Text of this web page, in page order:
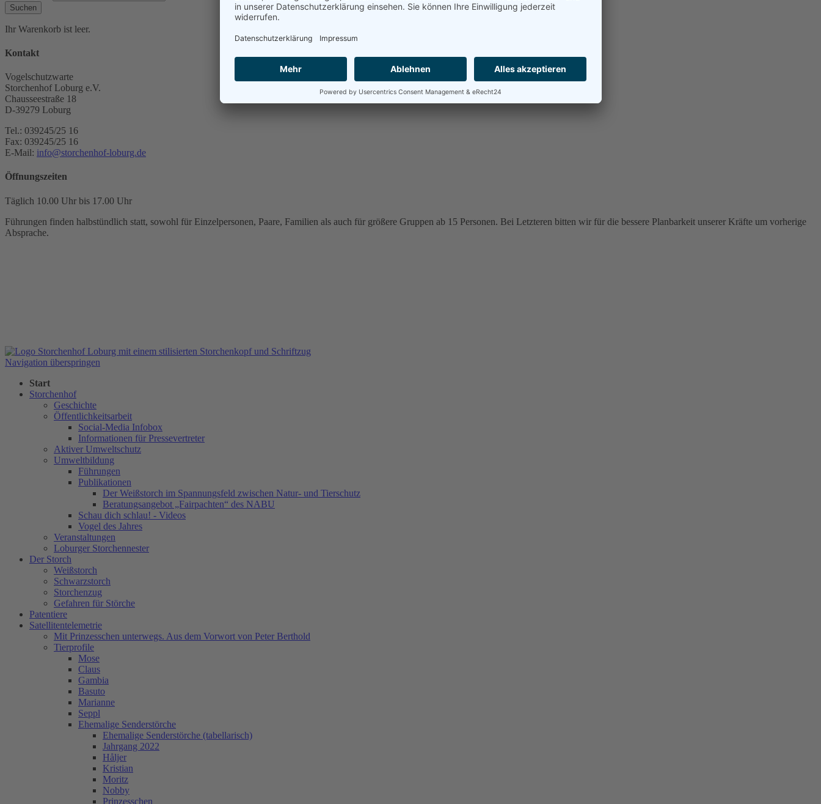
Suchen
Ihr Warenkorb ist leer.
Kontakt
Vogelschutzwarte
Storchenhof Loburg e.V.
Chausseestraße 18
D-39279 Loburg
Tel.: 039245/25 16
Fax: 039245/25 16
E-Mail: info@storchenhof-loburg.de
Öffnungszeiten
Täglich 10.00 Uhr bis 17.00 Uhr
Führungen finden halbstündlich statt, sowohl für Einzelpersonen, Paare, Familien als auch für größere Gruppen ab 15 Personen. Bei Letzteren bitten wir für die bessere Planbarkeit unserer Kräfte um vorherige
Absprache.
Navigation überspringen
Start
Storchenhof
Geschichte
Öffentlichkeitsarbeit
Social-Media Infobox
Informationen für Pressevertreter
Aktiver Umweltschutz
Umweltbildung
Führungen
Publikationen
Der Weißstorch im Spannungsfeld zwischen Natur- und Tierschutz
Beratungsangebot „Fairpachten“ des NABU
Schau dich schlau! - Videos
Vogel des Jahres
Veranstaltungen
Loburger Storchennester
Der Storch
Weißstorch
Schwarzstorch
Storchenzug
Gefahren für Störche
Patentiere
Satellitentelemetrie
Mit Prinzesschen unterwegs. Aus dem Vorwort von Peter Berthold
Tierprofile
Mose
Claus
Gambia
Basuto
Marianne
Seppl
Ehemalige Senderstörche
Ehemalige Senderstörche (tabellarisch)
Jahrgang 2022
Håljer
Kristian
Moritz
Nobby
Prinzesschen